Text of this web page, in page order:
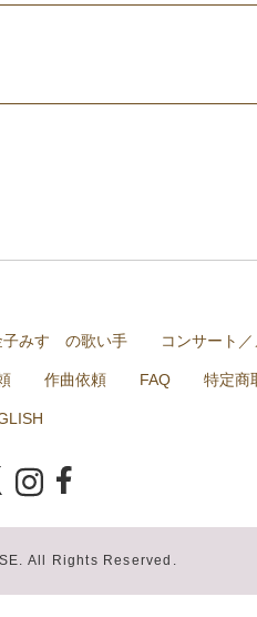
みすゞの歌い手 コンサート
作曲依頼 FAQ 特定商
All Rights Reserved.